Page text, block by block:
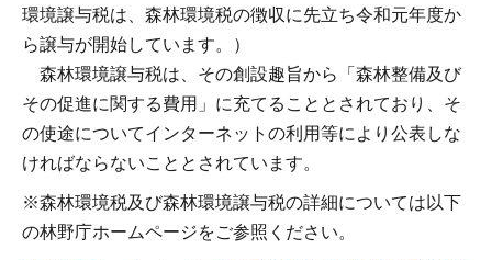
環境譲与税は、森林環境税の徴収に先立ち令和元年度か
ら譲与が開始しています。）
森林環境譲与税は、その創設趣旨から「森林整備及び
その促進に関する費用」に充てることとされており、そ
の使途についてインターネットの利用等により公表しな
ければならないこととされています。
※森林環境税及び森林環境譲与税の詳細については以下
の林野庁ホームページをご参照ください。